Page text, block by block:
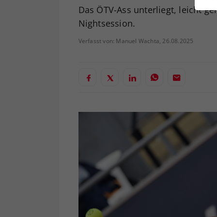
Das ÖTV-Ass unterliegt, leicht
Nightsession.
Verfasst von: Manuel Wachta, 26.08.2025